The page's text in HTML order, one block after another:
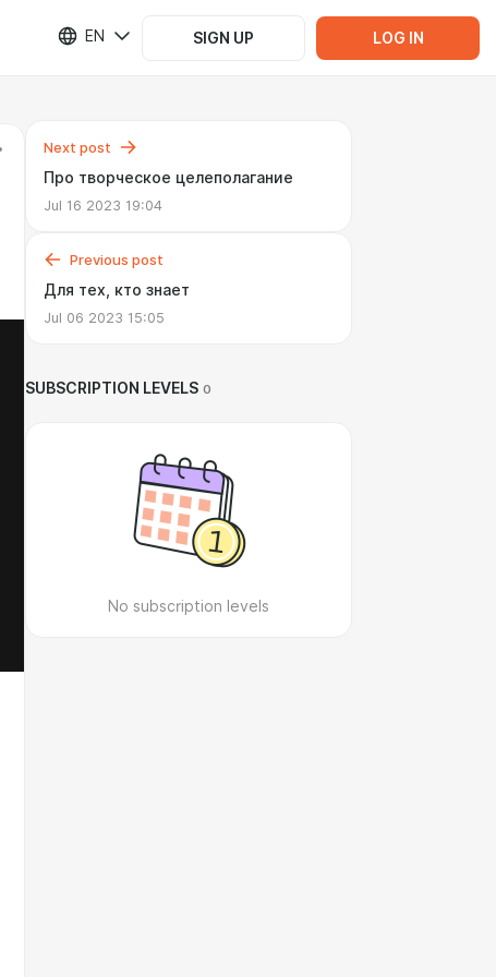
EN SIGN UP LOG IN
Next post
Про творческое целеполагание
Jul 16 2023 19:04
Previous post
Для тех, кто знает
Jul 06 2023 15:05
SUBSCRIPTION LEVELS 0
No subscription levels